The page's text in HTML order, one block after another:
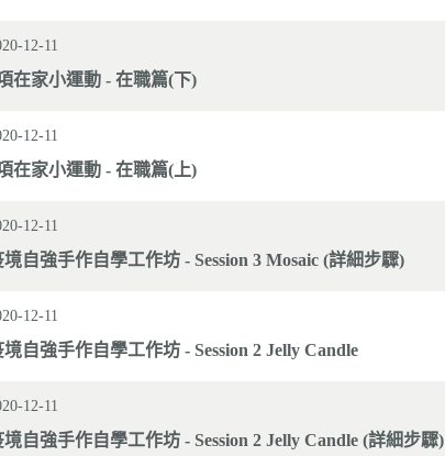
12-11
在家小運動 - 在職篇(下)
12-11
在家小運動 - 在職篇(上)
12-11
境自強手作自學工作坊 - Session 3 Mosaic (詳細步驟)
12-11
境自強手作自學工作坊 - Session 2 Jelly Candle
12-11
境自強手作自學工作坊 - Session 2 Jelly Candle (詳細步驟)